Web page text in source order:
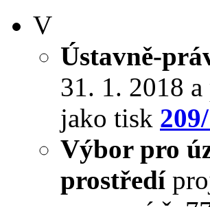
V
Ústavně-
31. 1. 2018
jako tisk
Výbor pro
prostředí